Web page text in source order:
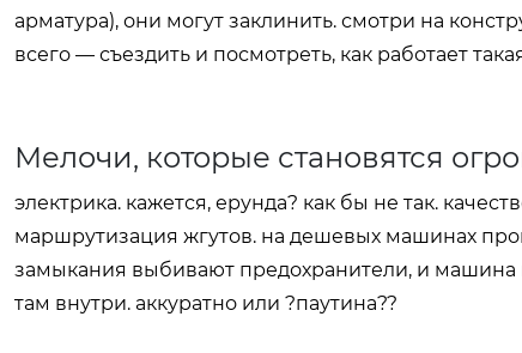
арматура), они могут заклинить. смотри на
всего — съездить и посмотреть, как работает
Мелочи, которые становятся
электрика. кажется, ерунда? как бы не так.
маршрутизация жгутов. на дешевых машинах
замыкания выбивают предохранители, и машина
там внутри. аккуратно или ?паутина??